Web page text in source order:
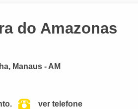
do Amazonas
Manaus - AM
ver telefone